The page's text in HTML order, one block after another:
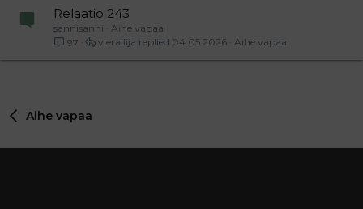
Relaatio 243
sannisanni
Aihe vapaa
97
Aihe vapaa
04.05.2026
vierailija
Aihe vapaa